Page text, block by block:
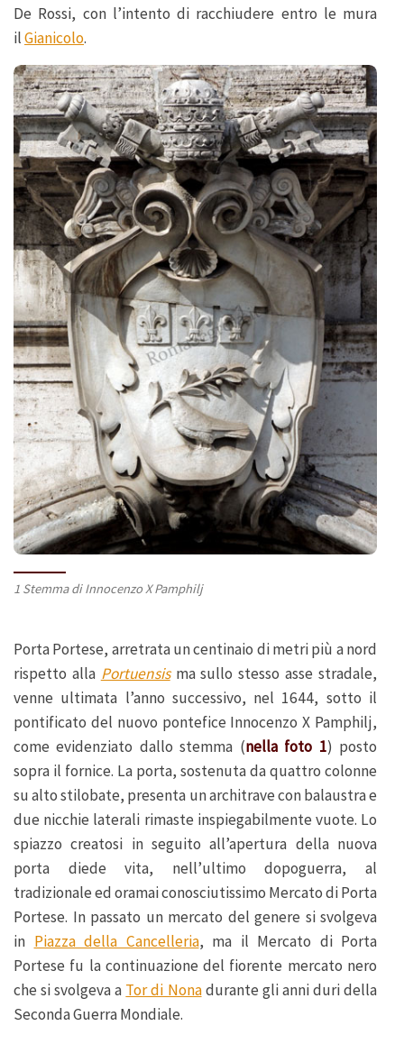
De Rossi, con l’intento di racchiudere entro le mura
ilGianicolo.
1 Stemma di Innocenzo X Pamphilj
Porta Portese, arretrata un centinaio di metri più a nord
rispetto alla Portuensisma sullo stesso asse stradale,
venne ultimata l’anno successivo, nel 1644, sotto il
pontificato del nuovo pontefice Innocenzo X Pamphilj,
come evidenziato dallo stemma (nella foto 1) posto
sopra il fornice. La porta, sostenuta da quattro colonne
su alto stilobate, presenta un architrave con balaustra e
due nicchie laterali rimaste inspiegabilmente vuote. Lo
spiazzo creatosi in seguito all’apertura della nuova
porta diede vita, nell’ultimo dopoguerra, al
tradizionale ed oramai conosciutissimo Mercato di Porta
Portese. In passato un mercato del genere si svolgeva
in Piazza della Cancelleria, ma il Mercato di Porta
Portese fu la continuazione del fiorente mercato nero
che si svolgeva a Tor di Nonadurante gli anni duri della
Seconda Guerra Mondiale.